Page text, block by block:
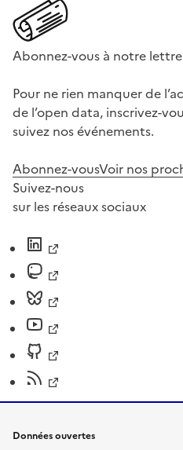
Abonnez-vous à notre
Pour ne rien manquer de
de l’open data, inscrivez-
suivez nos événements.
Abonnez-vousVoir nos
Suivez-nous
sur les réseaux sociaux
Données ouvertes